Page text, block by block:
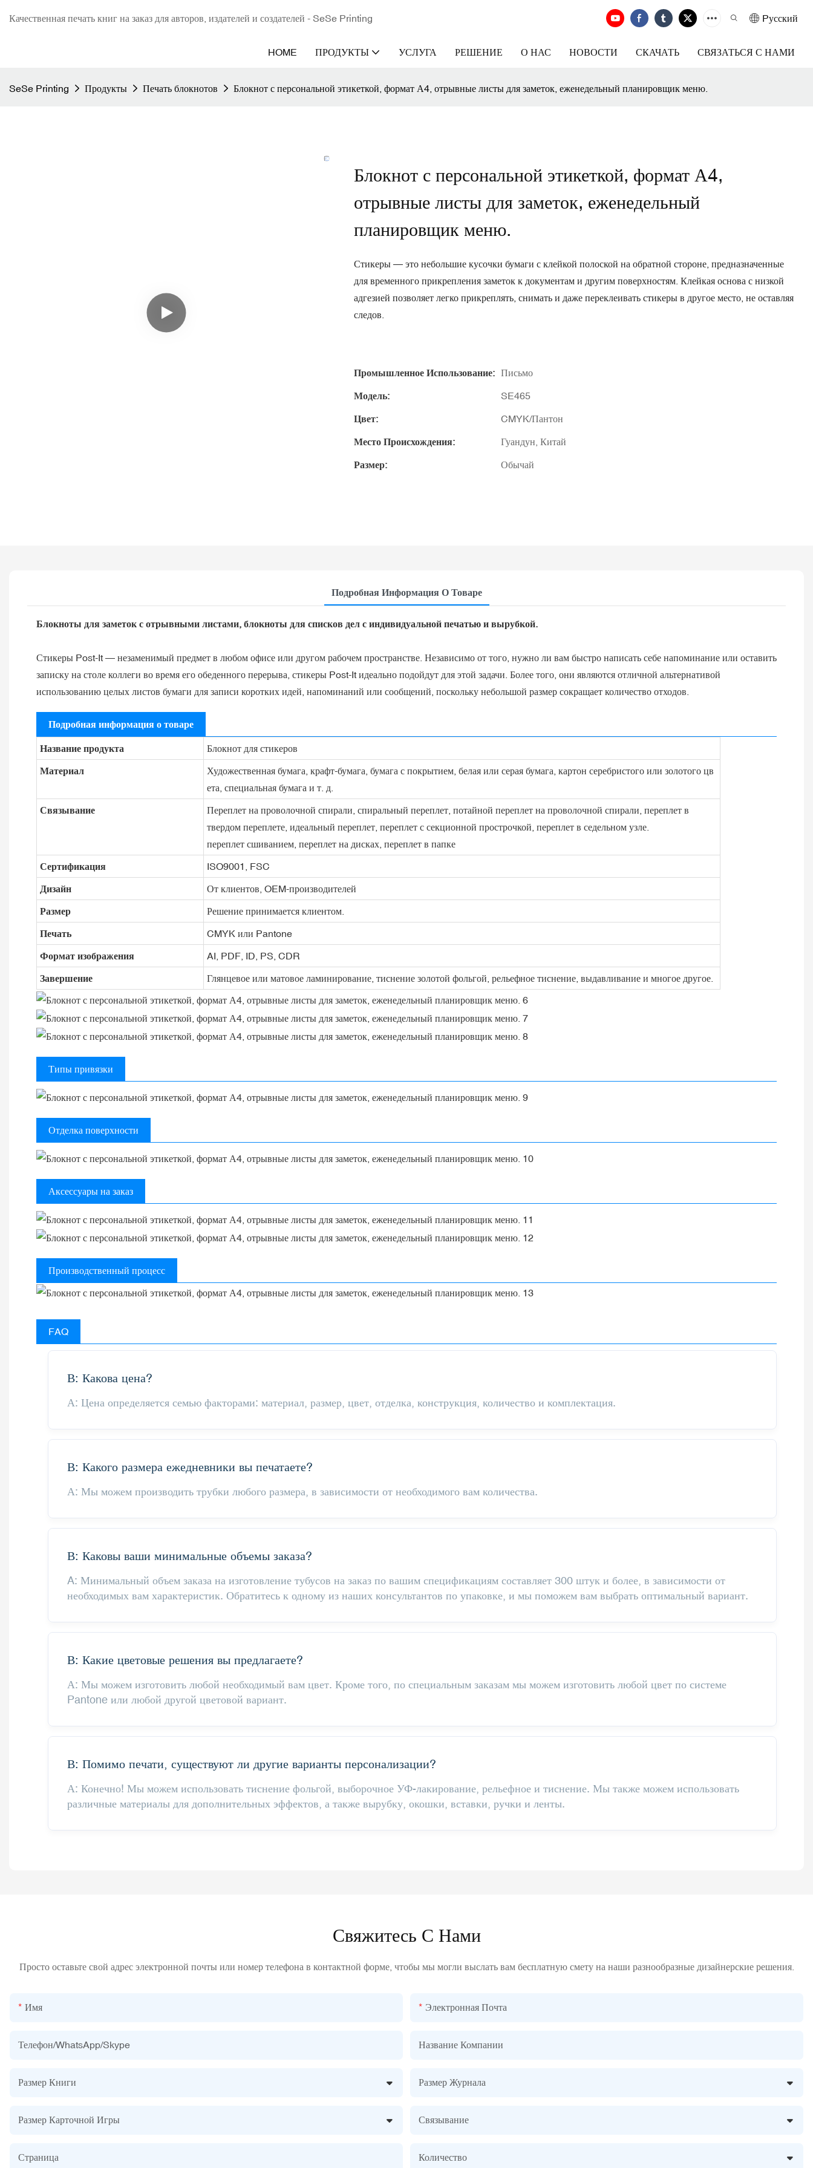
Качественная печать книг на заказ для авторов, издателей и создателей - SeSe Printing Pусский
HOME ПРОДУКТЫ УСЛУГА РЕШЕНИЕ О НАС НОВОСТИ СКАЧАТЬ СВЯЗАТЬСЯ С НАМИ
SeSe Printing Продукты Печать блокнотов Блокнот с персональной этикеткой, формат А4, отрывные листы для заметок, еженедельный планировщик меню.
Блокнот с персональной этикеткой, формат А4,
отрывные листы для заметок, еженедельный
планировщик меню.
Стикеры — это небольшие кусочки бумаги с клейкой полоской на обратной стороне, предназначенные
для временного прикрепления заметок к документам и другим поверхностям. Клейкая основа с низкой
адгезией позволяет легко прикреплять, снимать и даже переклеивать стикеры в другое место, не оставляя
следов.
Промышленное Использование: Письмо
Модель: SE465
Цвет: CMYK/Пантон
Место Происхождения: Гуандун, Китай
Размер: Обычай
Подробная Информация О Товаре
Блокноты для заметок с отрывными листами, блокноты для списков дел с индивидуальной печатью и вырубкой.
Стикеры Post-It — незаменимый предмет в любом офисе или другом рабочем пространстве. Независимо от того, нужно ли вам быстро написать себе напоминание или оставить
записку на столе коллеги во время его обеденного перерыва, стикеры Post-It идеально подойдут для этой задачи. Более того, они являются отличной альтернативой
использованию целых листов бумаги для записи коротких идей, напоминаний или сообщений, поскольку небольшой размер сокращает количество отходов.
Подробная информация о товаре
Название продукта Блокнот для стикеров
Материал
Художественная бумага, крафт-бумага, бумага с покрытием, белая или серая бумага, картон серебристого или золотого цв
ета, специальная бумага и т. д.
Связывание
Переплет на проволочной спирали, спиральный переплет, потайной переплет на проволочной спирали, переплет в
твердом переплете, идеальный переплет, переплет с секционной прострочкой, переплет в седельном узле.
переплет сшиванием, переплет на дисках, переплет в папке
Сертификация ISO9001, FSC
Дизайн От клиентов, OEM-производителей
Размер Решение принимается клиентом.
Печать CMYK или Pantone
Формат изображения AI, PDF, ID, PS, CDR
Завершение Глянцевое или матовое ламинирование, тиснение золотой фольгой, рельефное тиснение, выдавливание и многое другое.
Типы привязки
Отделка поверхности
Аксессуары на заказ
Производственный процесс
FAQ
В: Какова цена?
А: Цена определяется семью факторами: материал, размер, цвет, отделка, конструкция, количество и комплектация.
В: Какого размера ежедневники вы печатаете?
А: Мы можем производить трубки любого размера, в зависимости от необходимого вам количества.
В: Каковы ваши минимальные объемы заказа?
A: Минимальный объем заказа на изготовление тубусов на заказ по вашим спецификациям составляет 300 штук и более, в зависимости от
необходимых вам характеристик. Обратитесь к одному из наших консультантов по упаковке, и мы поможем вам выбрать оптимальный вариант.
В: Какие цветовые решения вы предлагаете?
А: Мы можем изготовить любой необходимый вам цвет. Кроме того, по специальным заказам мы можем изготовить любой цвет по системе
Pantone или любой другой цветовой вариант.
В: Помимо печати, существуют ли другие варианты персонализации?
А: Конечно! Мы можем использовать тиснение фольгой, выборочное УФ-лакирование, рельефное и тиснение. Мы также можем использовать
различные материалы для дополнительных эффектов, а также вырубку, окошки, вставки, ручки и ленты.
Свяжитесь С Нами
Просто оставьте свой адрес электронной почты или номер телефона в контактной форме, чтобы мы могли выслать вам бесплатную смету на наши разнообразные дизайнерские решения.
Имя Электронная Почта
Телефон/WhatsApp/Skype Название Компании
Размер Книги Размер Журнала
Размер Карточной Игры Связывание
Страница Количество